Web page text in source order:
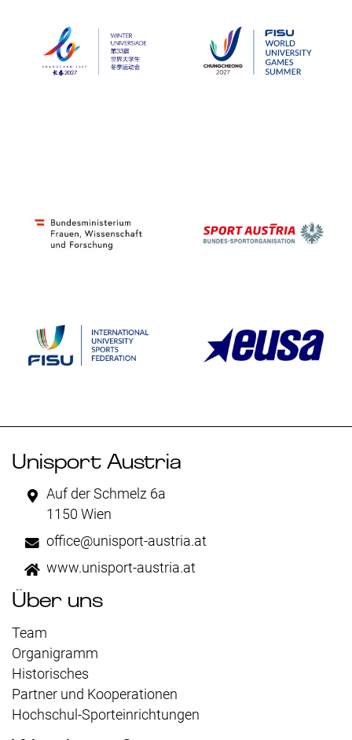
Unisport Austria
Auf der Schmelz 6a
1150 Wien
office@unisport-austria.at
www.unisport-austria.at
Über uns
Team
Organigramm
Historisches
Partner und Kooperationen
Hochschul-Sporteinrichtungen